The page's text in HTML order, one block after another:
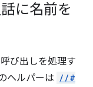
に名前を
呼び出しを処理す
ヘルパーは //#